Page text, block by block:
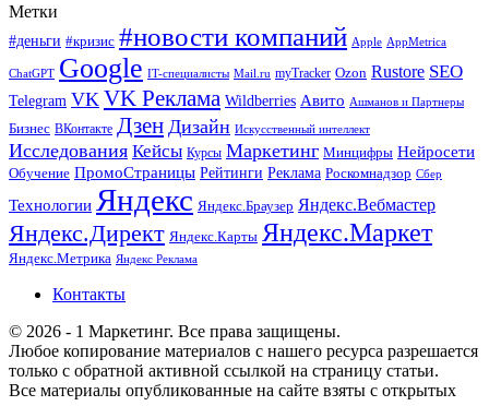
Метки
#деньги #кризис #новости компаний Apple AppMetrica
ChatGPT Google IT-специалисты Mail.ru myTracker Ozon Rustore SEO
Telegram VK VK Реклама Wildberries Авито Ашманов и Партнеры
Бизнес ВКонтакте Дзен Дизайн Искусственный интеллект
Исследования Кейсы Курсы Маркетинг Минцифры Нейросети
Обучение ПромоСтраницы Рейтинги Реклама Роскомнадзор Сбер
Технологии Яндекс Яндекс.Браузер Яндекс.Вебмастер
Яндекс.Директ Яндекс.Карты Яндекс.Маркет
Яндекс.Метрика Яндекс Реклама
Контакты
© 2026 - 1 Маркетинг. Все права защищены.
Любое копирование материалов с нашего ресурса разрешается
только с обратной активной ссылкой на страницу статьи.
Все материалы опубликованные на сайте взяты с открытых